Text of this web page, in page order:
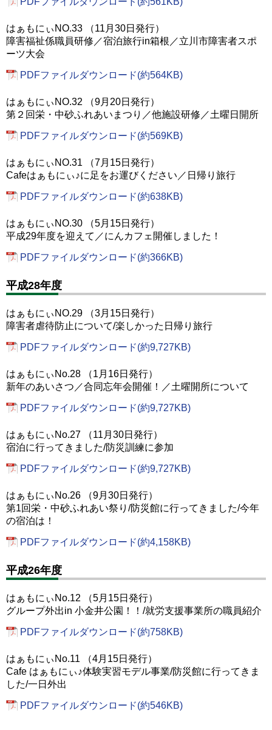
はぁもにぃNO.33 （11月30日発行）
障害福祉係職員研修／宿泊旅行in箱根／立川市障害者スポ
ーツ大会
PDFファイルダウンロード(約564KB)
はぁもにぃNO.32 （9月20日発行）
第２回栄・中砂ふれあいまつり／他施設研修／土曜日開所
PDFファイルダウンロード(約569KB)
はぁもにぃNO.31 （7月15日発行）
Cafeはぁもにぃ♪に足をお運びください／日帰り旅行
PDFファイルダウンロード(約638KB)
はぁもにぃNO.30 （5月15日発行）
平成29年度を迎えて／にんカフェ開催しました！
PDFファイルダウンロード(約366KB)
平成28年度
はぁもにぃNO.29 （3月15日発行）
障害者虐待防止について/楽しかった日帰り旅行
PDFファイルダウンロード(約9,727KB)
はぁもにぃNo.28 （1月16日発行）
新年のあいさつ／合同忘年会開催！／土曜開所について
PDFファイルダウンロード(約9,727KB)
はぁもにぃNo.27 （11月30日発行）
宿泊に行ってきました/防災訓練に参加
PDFファイルダウンロード(約9,727KB)
はぁもにぃNo.26 （9月30日発行）
第1回栄・中砂ふれあい祭り/防災館に行ってきました/今年
の宿泊は！
PDFファイルダウンロード(約4,158KB)
平成26年度
はぁもにぃNo.12 （5月15日発行）
グループ外出in 小金井公園！！/就労支援事業所の職員紹介
PDFファイルダウンロード(約758KB)
はぁもにぃNo.11 （4月15日発行）
Cafe はぁもにぃ♪体験実習モデル事業/防災館に行ってきま
した/一日外出
PDFファイルダウンロード(約546KB)